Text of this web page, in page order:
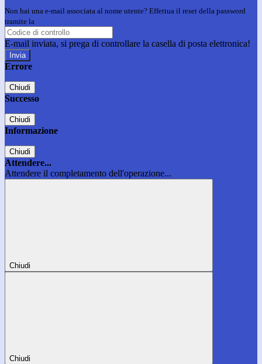
Non hai una e-mail associata al nome utente? Effettua il reset della password
tramite la
E-mail inviata, si prega di controllare la casella di posta elettronica!
Errore
Chiudi
Successo
Chiudi
Informazione
Chiudi
Attendere...
Attendere il completamento dell'operazione...
Chiudi
Chiudi